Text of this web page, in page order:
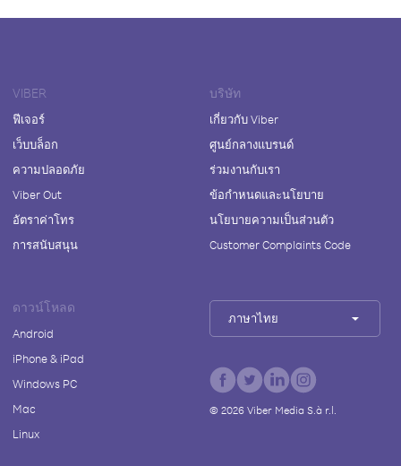
VIBER
ฟีเจอร์
เว็บบล็อก
ความปลอดภัย
Viber Out
อัตราค่าโทร
การสนับสนุน
บริษัท
เกี่ยวกับ Viber
ศูนย์กลางแบรนด์
ร่วมงานกับเรา
ข้อกำหนดและนโยบาย
นโยบายความเป็นส่วนตัว
Customer Complaints Code
ดาวน์โหลด
Android
iPhone & iPad
Windows PC
Mac
Linux
ภาษาไทย
© 2026Viber Media S.à r.l.